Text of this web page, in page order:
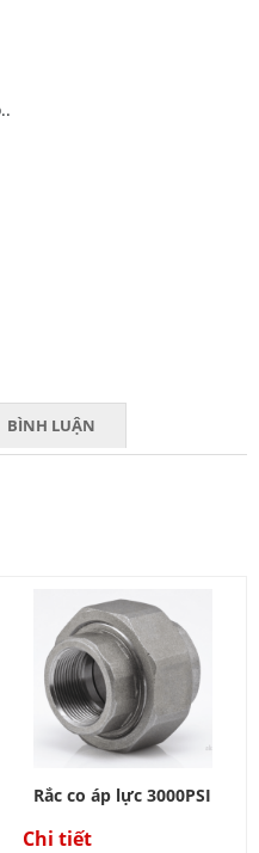
BÌNH LUẬN
Rắc co áp lực 3000PSI
Chi tiết